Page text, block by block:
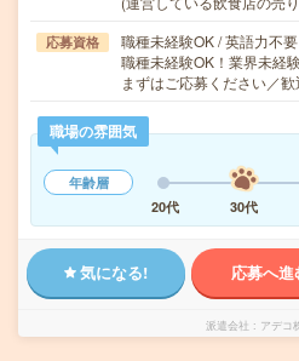
応募資格
職種未経験OK / 英語力不要
職種未経験OK！業界未経
まずはご応募ください／
職場の雰囲気
年齢層
20代
30代
気になる! 応募へ進
派遣会社 アデコ